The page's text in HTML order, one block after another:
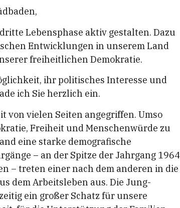
Lebensphase aktiv gestalten. Dazu
Entwicklungen in unserem Land
freiheitlichen Demokratie.
ihr politisches Interesse und
ich Sie herzlich ein.
von vielen Seiten angegriffen. Umso
Freiheit und Menschenwürde zu
eine starke demografische
– an der Spitze der Jahrgang 1964
– treten einer nach dem anderen in die
dem Arbeitsleben aus. Die Jung-
ein großer Schatz für unsere